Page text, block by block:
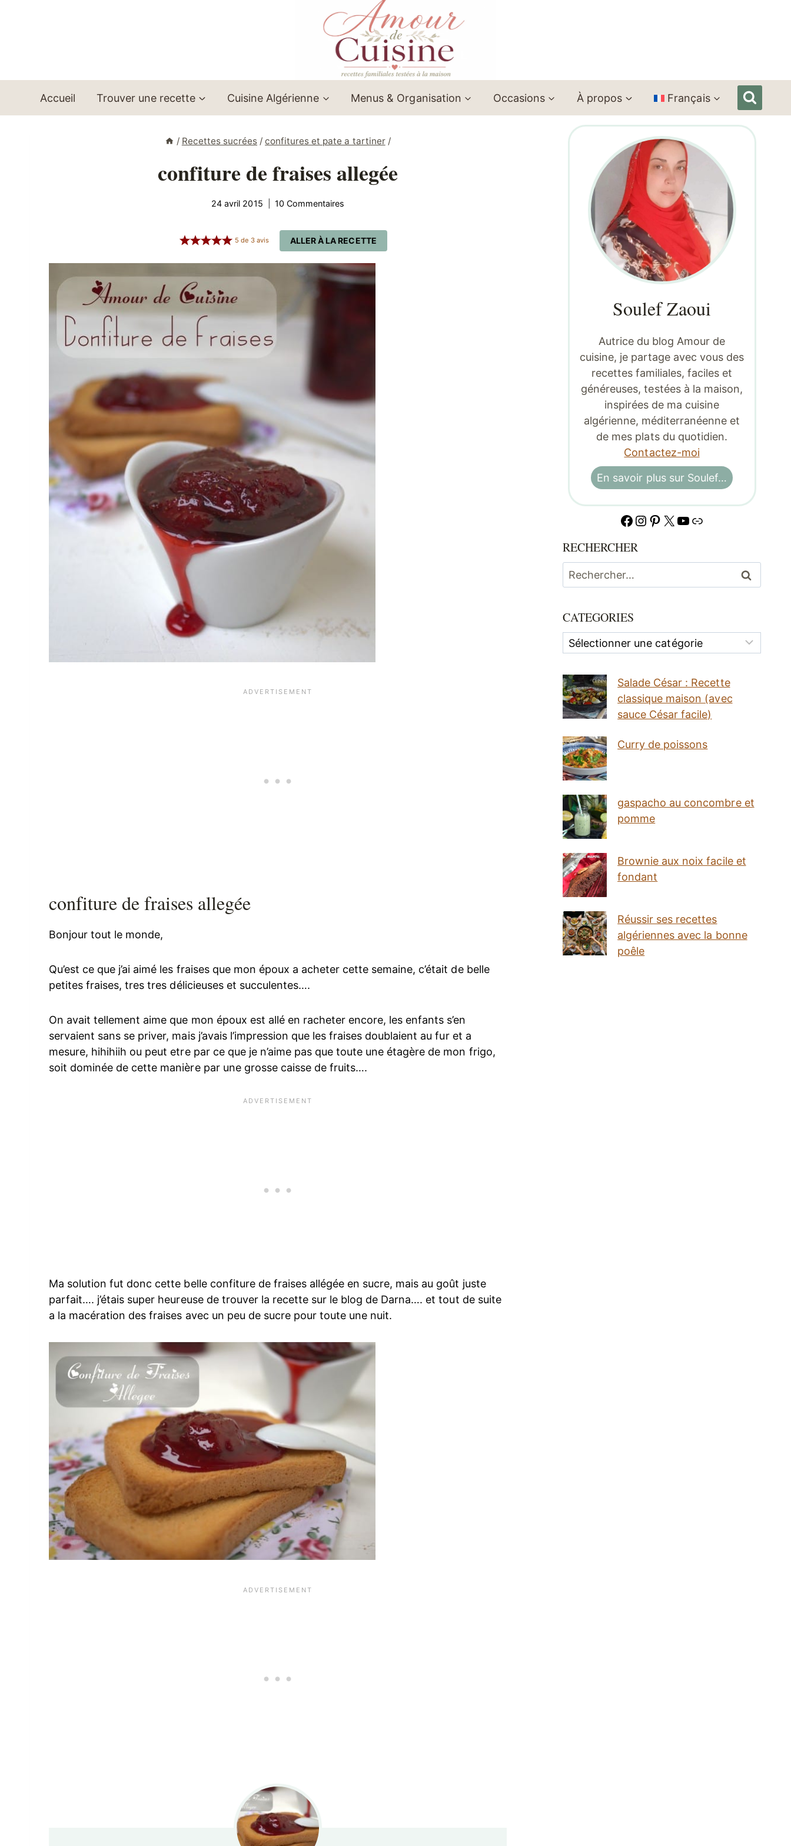
Accueil Trouver une recette Cuisine Algérienne Menus & Organisation Occasions À propos Français
/ Recettes sucrées / confitures et pate a tartiner /
confiture de fraises allegée
24 avril 2015 10 Commentaires
ALLER À LA RECETTE
5 de 3 avis
confiture de fraises allegée
Bonjour tout le monde,
Qu’est ce que j’ai aimé les fraises que mon époux a acheter cette semaine, c’était de belle
petites fraises, tres tres délicieuses et succulentes….
On avait tellement aime que mon époux est allé en racheter encore, les enfants s’en
servaient sans se priver, mais j’avais l’impression que les fraises doublaient au fur et a
mesure, hihihiih ou peut etre par ce que je n’aime pas que toute une étagère de mon frigo,
soit dominée de cette manière par une grosse caisse de fruits….
Ma solution fut donc cette belle confiture de fraises allégée en sucre, mais au goût juste
parfait…. j’étais super heureuse de trouver la recette sur le blog de Darna…. et tout de suite
a la macération des fraises avec un peu de sucre pour toute une nuit.
Soulef Zaoui
Autrice du blog Amour de
cuisine, je partage avec vous des
recettes familiales, faciles et
généreuses, testées à la maison,
inspirées de ma cuisine
algérienne, méditerranéenne et
de mes plats du quotidien.
Contactez-moi
En savoir plus sur Soulef…
Facebook
Instagram
Pinterest
X YouTube
Lien
RECHERCHER
Rechercher :
CATEGORIES
Categories
Salade César : Recette
classique maison (avec
sauce César facile)
Curry de poissons
gaspacho au concombre et
pomme
Brownie aux noix facile et
fondant
Réussir ses recettes
algériennes avec la bonne
poêle